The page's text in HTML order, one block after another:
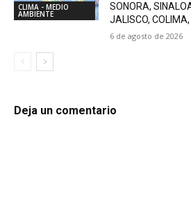
CLIMA - MEDIO
AMBIENTE
SONORA,
JALISCO,
6 de agosto de 2026
Deja un comentario